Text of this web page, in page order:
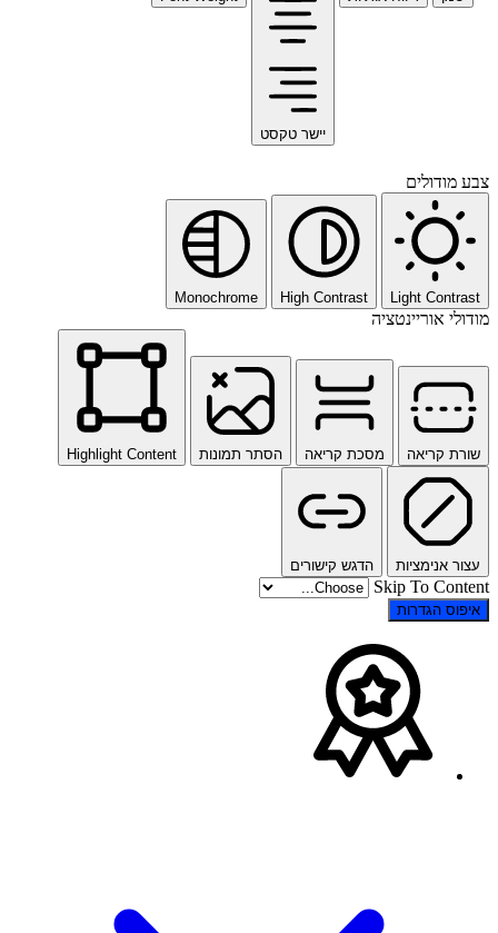
High Contrast
Monochrome
מסכת קריאה הסתר תמונות Highlight Content
הדגש קישורים
Skip